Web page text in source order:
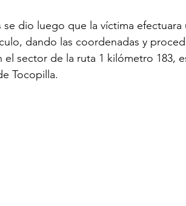
dio luego que la víctima efectuara
dando las coordenadas y
sector de la ruta 1 kilómetro 183,
Tocopilla.